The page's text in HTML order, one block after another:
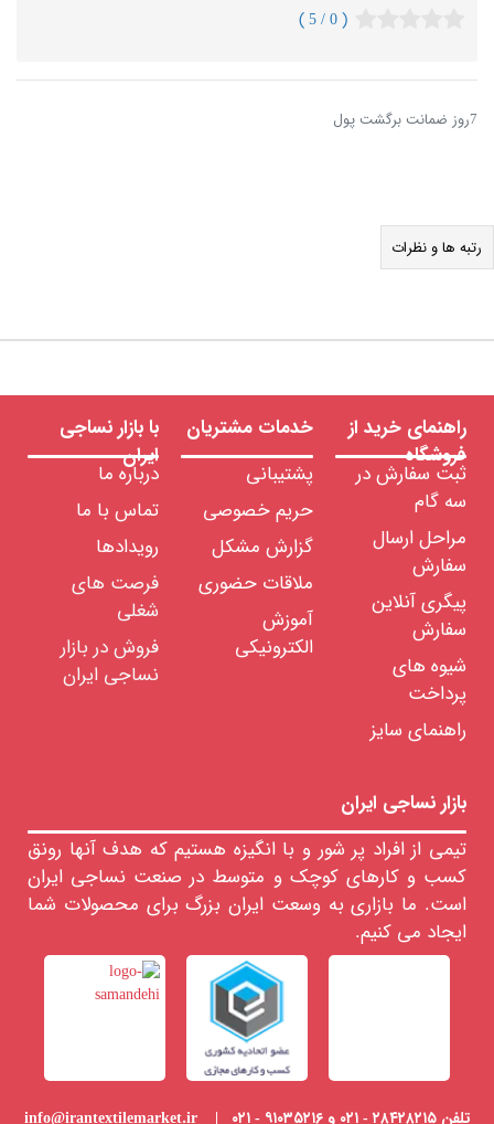
( 0 / 5 )
7روز ضمانت برگشت پول
رتبه ها و نظرات
راهنمای خرید از
فروشگاه
ثبت سفارش در
سه گام
مراحل ارسال
سفارش
پیگری آنلاین
سفارش
شیوه های
پرداخت
راهنمای سایز
خدمات مشتریان
پشتیبانی
حریم خصوصی
گزارش مشکل
ملاقات حضوری
آموزش
الکترونیکی
با بازار نساجی
ایران
درباره ما
تماس با ما
رویدادها
فرصت های
شغلی
فروش در بازار
نساجی ایران
بازار نساجی ایران
تیمی از افراد پر شور و با انگیزه هستیم که هدف آنها رونق
کسب و کارهای کوچک و متوسط در صنعت نساجی ایران
است. ما بازاری به وسعت ایران بزرگ برای محصولات شما
ایجاد می کنیم.
تلفن ۲۸۴۲۸۲۱۵ - ۰۲۱ و ۹۱۰۳۵۲۱۶ - ۰۲۱ | info@irantextilemarket.ir